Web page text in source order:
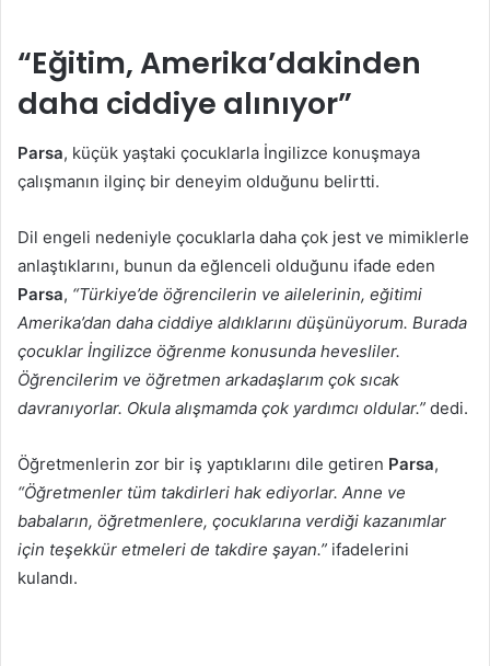
“Eğitim, Amerika’dakinden
daha ciddiye alınıyor”
Parsa, küçük yaştaki çocuklarla İngilizce konuşmaya
çalışmanın ilginç bir deneyim olduğunu belirtti.
Dil engeli nedeniyle çocuklarla daha çok jest ve mimiklerle
anlaştıklarını, bunun da eğlenceli olduğunu ifade eden
Parsa, “Türkiye’de öğrencilerin ve ailelerinin, eğitimi
Amerika’dan daha ciddiye aldıklarını düşünüyorum. Burada
çocuklar İngilizce öğrenme konusunda hevesliler.
Öğrencilerim ve öğretmen arkadaşlarım çok sıcak
davranıyorlar. Okula alışmamda çok yardımcı oldular.” dedi.
Öğretmenlerin zor bir iş yaptıklarını dile getiren Parsa,
“Öğretmenler tüm takdirleri hak ediyorlar. Anne ve
babaların, öğretmenlere, çocuklarına verdiği kazanımlar
için teşekkür etmeleri de takdire şayan.” ifadelerini
kulandı.